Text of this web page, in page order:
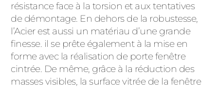
résistance face à la torsion et aux tentatives
de démontage. En dehors de la robustesse,
l’Acier est aussi un matériau d’une grande
finesse. il se prête également à la mise en
forme avec la réalisation de porte fenêtre
cintrée. De même, grâce à la réduction des
masses visibles, la surface vitrée de la fenêtre